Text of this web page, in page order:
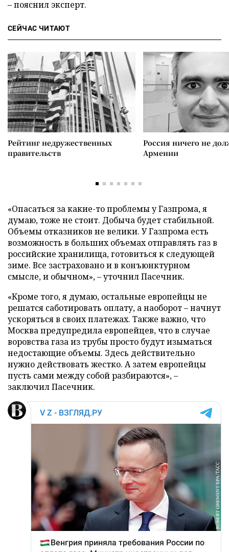
– пояснил эксперт.
СЕЙЧАС ЧИТАЮТ
Рейтинг недружественных
правительств
Россия ничего не
Армении
«Опасаться за какие-то проблемы у Газпрома, я
думаю, тоже не стоит. Добыча будет стабильной.
Объемы отказников не велики. У Газпрома есть
возможность в больших объемах отправлять газ в
российские хранилища, готовиться к следующей
зиме. Все застраховано и в конъюнктурном
смысле, и обычном», – уточнил Пасечник.
«Кроме того, я думаю, остальные европейцы не
решатся саботировать оплату, а наоборот – начнут
ускоряться в своих платежах. Также важно, что
Москва предупредила европейцев, что в случае
воровства газа из трубы просто будут изыматься
недостающие объемы. Здесь действительно
нужно действовать жестко. А затем европейцы
пусть сами между собой разбираются», –
заключил Пасечник.